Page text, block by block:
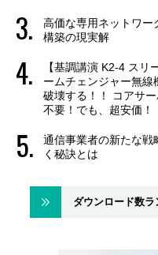
高価な専用ネットワー
構築の現実解
【基調講演 K2-4 ス
ームチェンジャー無線
破壊する！！ コアサ
不要！でも、超安価
通信事業者の新たな
く秘訣とは
ダウンロード数